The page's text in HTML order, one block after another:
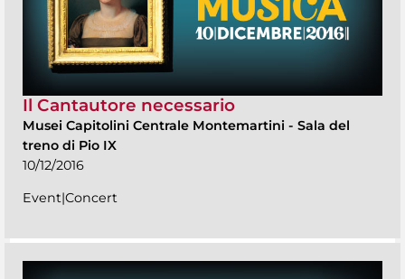
Il Cantautore necessario
Musei Capitolini Centrale Montemartini - Sala del
treno di Pio IX
10/12/2016
Event|Concert